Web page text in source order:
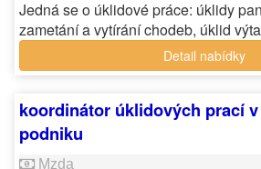
Jedná se o úklidové práce: úklidy
zametání a vytírání chodeb, úklid
Detail nabídky
koordinátor úklidových prací
podniku